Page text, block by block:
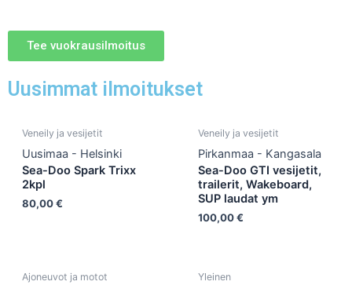
Tee vuokrausilmoitus
Uusimmat ilmoitukset
Veneily ja vesijetit
Uusimaa - Helsinki
Sea-Doo Spark Trixx
2kpl
80,00€
Veneily ja vesijetit
Pirkanmaa - Kangasala
Sea-Doo GTI vesijetit,
trailerit, Wakeboard,
SUP laudat ym
100,00€
Ajoneuvot ja motot Yleinen